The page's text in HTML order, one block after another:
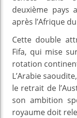
deuxième pays
après l’Afrique
Cette double
Fifa, qui mise
rotation
L’Arabie
le retrait de
son ambition
royaume doit